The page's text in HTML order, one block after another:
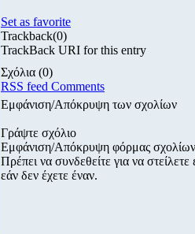
Set as favorite
Trackback(0)
TrackBack URI for this entry
Σχόλια (0)
RSS feed Comments
Εμφάνιση/Απόκρυψη των σχολίων
Γράψτε σχόλιο
Εμφάνιση/Απόκρυψη φόρμας σχολίων
Πρέπει να συνδεθείτε για να
εάν δεν έχετε έναν.